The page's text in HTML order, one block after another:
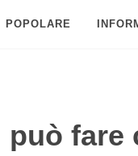
POPOLARE
può fare